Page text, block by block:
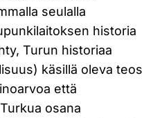
seulalla
historia
Turun historiaa
käsillä oleva teos
että
osana